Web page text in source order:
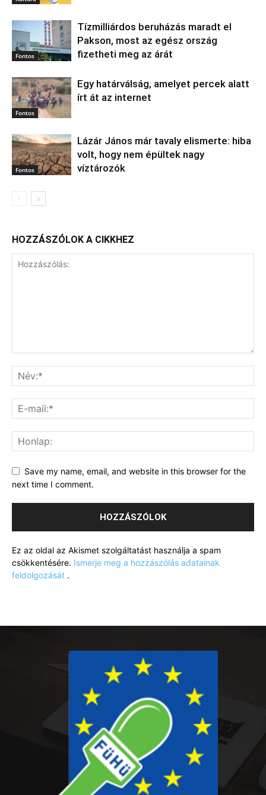
Fontos
Tízmilliárdos beruházás maradt el
Pakson, most az egész ország
fizetheti meg az árát
Fontos
Egy határválság, amelyet percek alatt
írt át az internet
Fontos
Lázár János már tavaly elismerte: hiba
volt, hogy nem épültek nagy
víztározók
HOZZÁSZÓLOK A CIKKHEZ
Save my name, email, and website in this browser for the
next time I comment.
Ez az oldal az Akismet szolgáltatást használja a spam
csökkentésére. Ismerje meg a hozzászólás adatainak
feldolgozását .